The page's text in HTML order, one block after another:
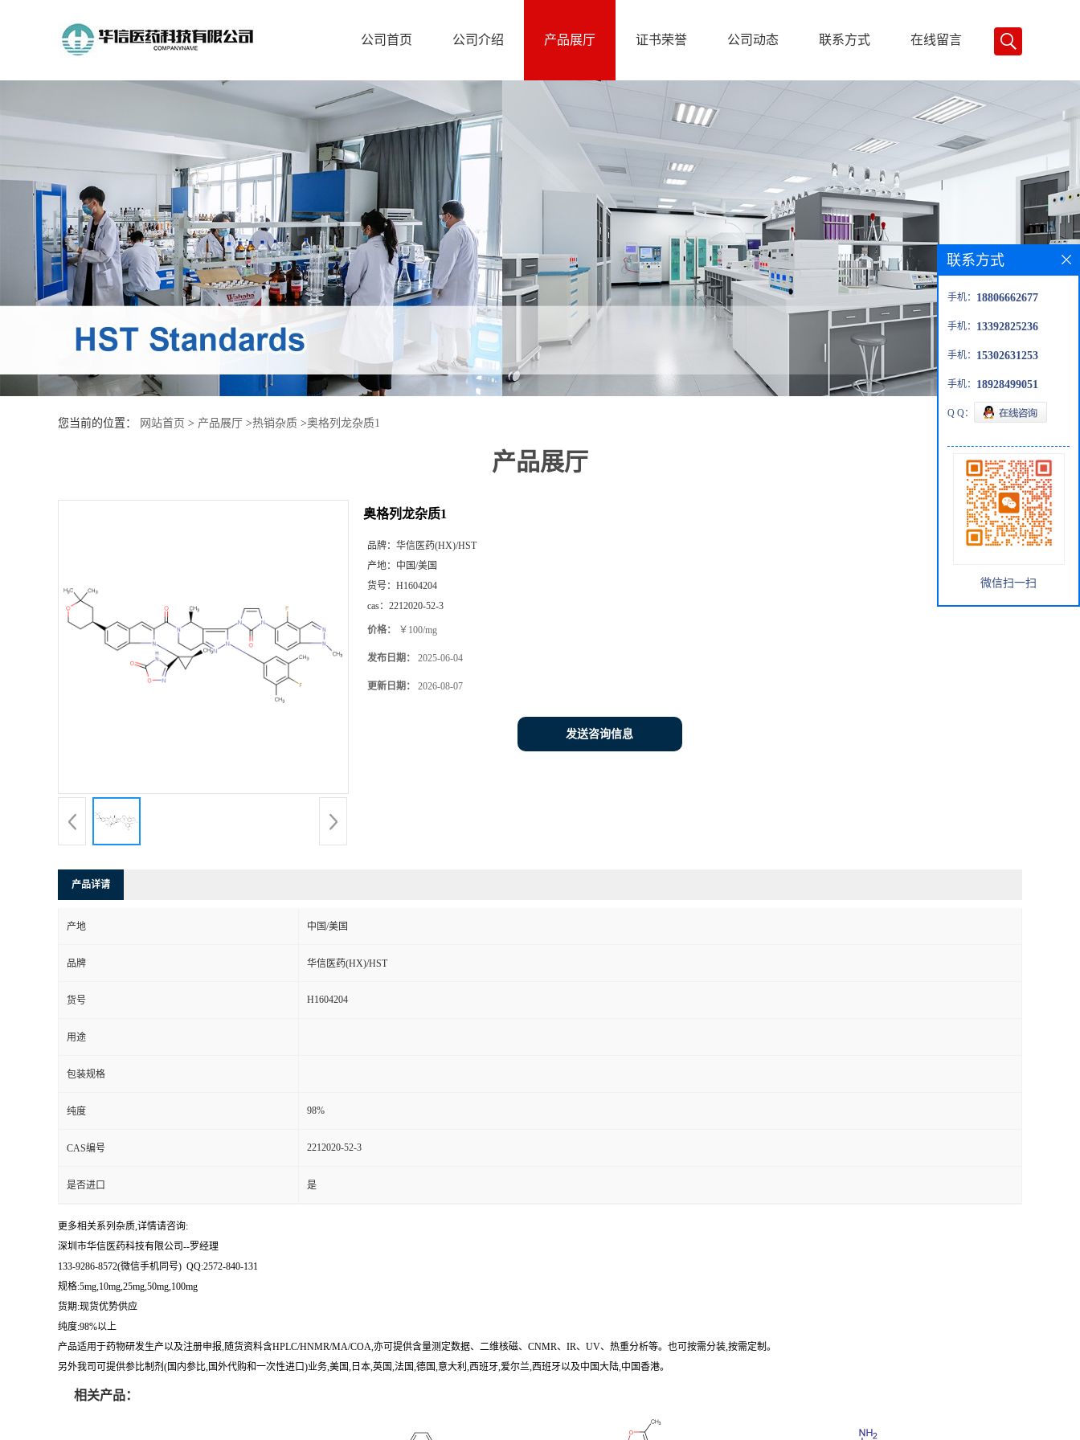
页
司
介
公司首页 公司介绍 产品展厅 证书荣誉 公司动态 联系方式 在线留言
您当前的位置： 网站首页 > 产品展厅 >热销杂质 >奥格列龙杂质1
产品展厅
奥格列龙杂质1
品牌： 华信医药(HX)/HST
产地： 中国/美国
货号： H1604204
cas： 2212020-52-3
价格： ￥100/mg
发布日期： 2025-06-04
更新日期： 2026-08-07
发送咨询信息
产品详请
产地 中国/美国
品牌 华信医药(HX)/HST
货号 H1604204
用途
包装规格
纯度 98%
CAS编号 2212020-52-3
是否进口 是
更多相关系列杂质,详情请咨询:
深圳市华信医药科技有限公司--罗经理
133-9286-8572(微信手机同号) QQ:2572-840-131
规格:5mg,10mg,25mg,50mg,100mg
货期:现货优势供应
纯度:98%以上
产品适用于药物研发生产以及注册申报,随货资料含HPLC/HNMR/MA/COA,亦可提供含量测定数据、二维核磁、CNMR、IR、UV、热重分析等。也可按需分装,按需定制。
另外我司可提供参比制剂(国内参比,国外代购和一次性进口)业务,美国,日本,英国,法国,德国,意大利,西班牙,爱尔兰,西班牙以及中国大陆,中国香港。
相关产品：
联系方式
手机： 18806662677
手机： 13392825236
手机： 15302631253
手机： 18928499051
Q Q：
微信扫一扫